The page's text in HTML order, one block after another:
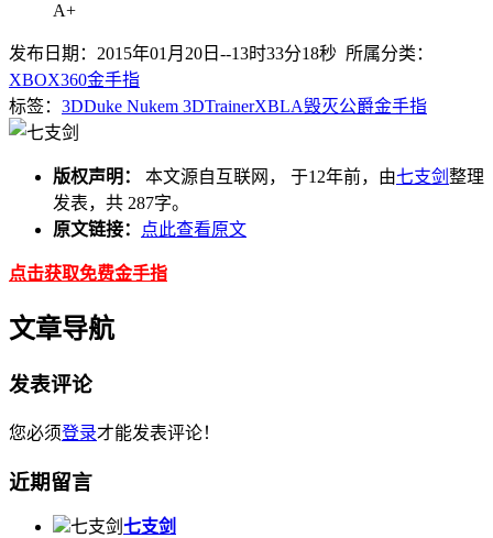
A+
发布日期：2015年01月20日--13时33分18秒 所属分类：
XBOX360金手指
标签： 3DDuke Nukem 3DTrainerXBLA毁灭公爵金手指
版权声明： 本文源自互联网， 于12年前，由七支剑 整理
发表，共 287字。
原文链接：
点此查看原文
点击获取免费金手指
文章导航
发表评论
您必须登录才能发表评论！
近期留言
七支剑